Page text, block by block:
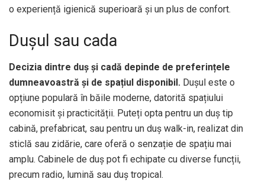
o experiență igienică superioară și un plus de confort.
Dușul sau cada
Decizia dintre duș și cadă depinde de preferințele
dumneavoastră și de spațiul disponibil. Dușul este o
opțiune populară în băile moderne, datorită spațiului
economisit și practicității. Puteți opta pentru un duș tip
cabină, prefabricat, sau pentru un duș walk-in, realizat din
sticlă sau zidărie, care oferă o senzație de spațiu mai
amplu. Cabinele de duș pot fi echipate cu diverse funcții,
precum radio, lumină sau duș tropical.